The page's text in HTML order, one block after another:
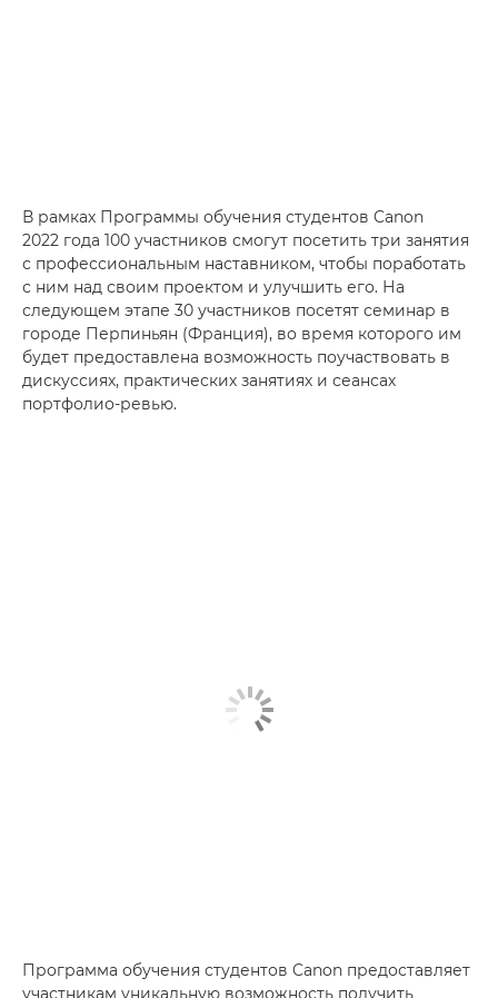
В рамках Программы обучения студентов Canon
2022 года 100 участников смогут посетить три занятия
с профессиональным наставником, чтобы поработать
с ним над своим проектом и улучшить его. На
следующем этапе 30 участников посетят семинар в
городе Перпиньян (Франция), во время которого им
будет предоставлена возможность поучаствовать в
дискуссиях, практических занятиях и сеансах
портфолио-ревью.
Программа обучения студентов Canon предоставляет
участникам уникальную возможность получить